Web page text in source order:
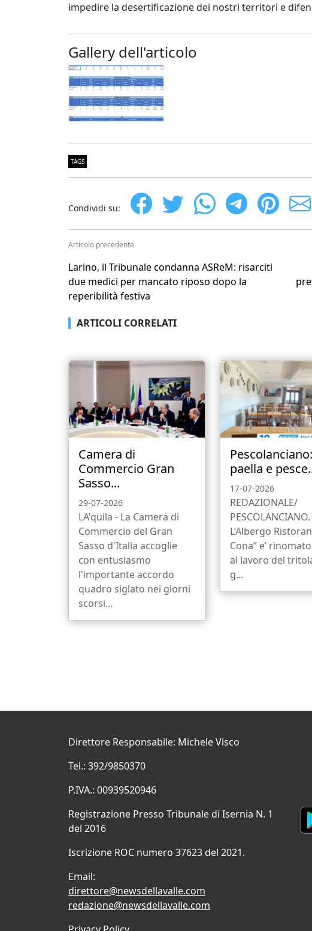
impedire la desertificazione dei nostri territori e
Gallery dell'articolo
TAGS
Condividi su:
Articolo precedente
Larino, il Tribunale condanna ASReM: risarciti
due medici per mancato riposo dopo la
reperibilità festiva
ARTICOLI CORRELATI
Camera di
Commercio Gran
Sasso...
29-07-2026
LA'quila - La Camera di
Commercio del Gran
Sasso d'Italia accoglie
con entusiasmo
l'importante accordo
quadro siglato nei giorni
scorsi...
Pescolanciano:
paella e
17-07-2026
REDAZIONALE/
PESCOLANCIANO.
L’Albergo
Cona” e’
al lavoro del
g...
Direttore Responsabile: Michele Visco
Tel.: 392/9850370
P.IVA.: 00939520946
Registrazione Presso Tribunale di Isernia N. 1
del 2016
Iscrizione ROC numero 37623 del 2021.
Email:
direttore@newsdellavalle.com
redazione@newsdellavalle.com